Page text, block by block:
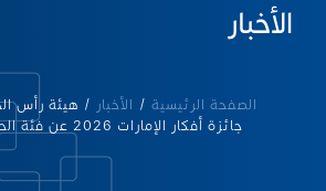
الأخبار
الصفحة الرئيسية/ الأخبار/ هيئة رأس
جائزة أفكار الإمارات